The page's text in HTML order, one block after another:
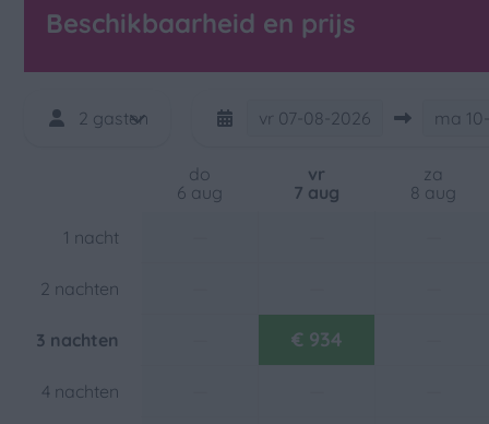
Beschikbaarheid en prijs
2 gasten vr 07-08-2026 ma
do
6 aug
vr
7 aug
za
8 aug
1 nacht
2 nachten
3 nachten € 934
4 nachten